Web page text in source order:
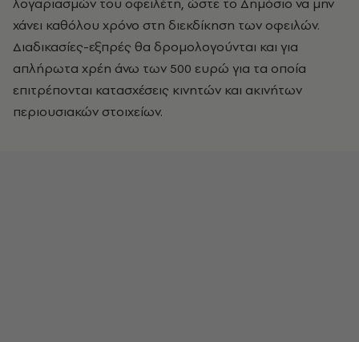
χάνει καθόλου χρόνο στη διεκδίκηση των οφειλών.
Διαδικασίες-εξπρές θα δρομολογούνται και για
απλήρωτα χρέη άνω των 500 ευρώ για τα οποία
επιτρέπονται κατασχέσεις κινητών και ακινήτων
περιουσιακών στοιχείων.